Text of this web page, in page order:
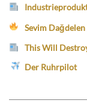
Sevim
This Will
Der Ruhrpilot